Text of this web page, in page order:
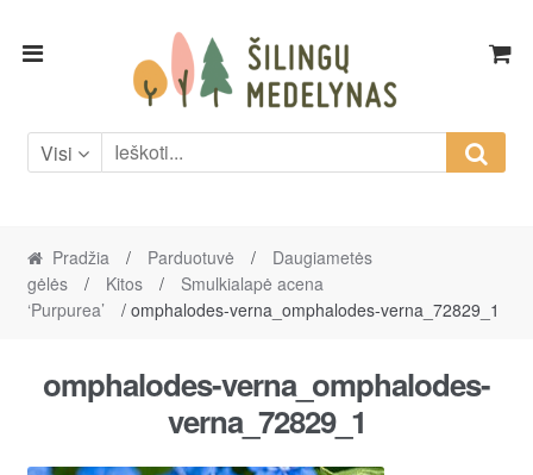
Skip
Skip
Visi
Pradžia / Parduotuvė /
Daugiametės
gėlės
/ Kitos /
Smulkialapė acena
‘Purpurea’
/ omphalodes-verna_omphalodes-verna_72829_1
omphalodes-verna_omphalodes-
verna_72829_1